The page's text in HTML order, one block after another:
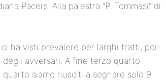
Pacers. Alla palestra “P. Tommasi” di
ha visti prevalere per larghi tratti, poi
avversari. A fine terzo quarto
siamo riusciti a segnare solo 9